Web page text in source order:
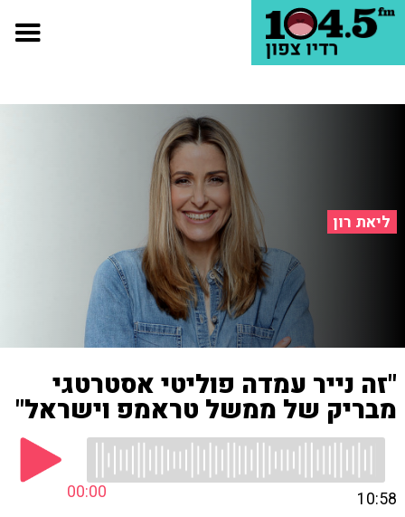
ליאת רון
"זה נייר עמדה פוליטי אסטרטגי
מבריק של ממשל טראמפ וישראל"
00:00 10:58